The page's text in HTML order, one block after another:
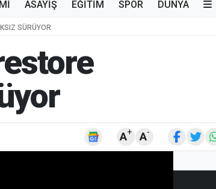
ASAYİŞ EĞİTİM SPOR DÜNYA
SÜRÜYOR
A+ A-